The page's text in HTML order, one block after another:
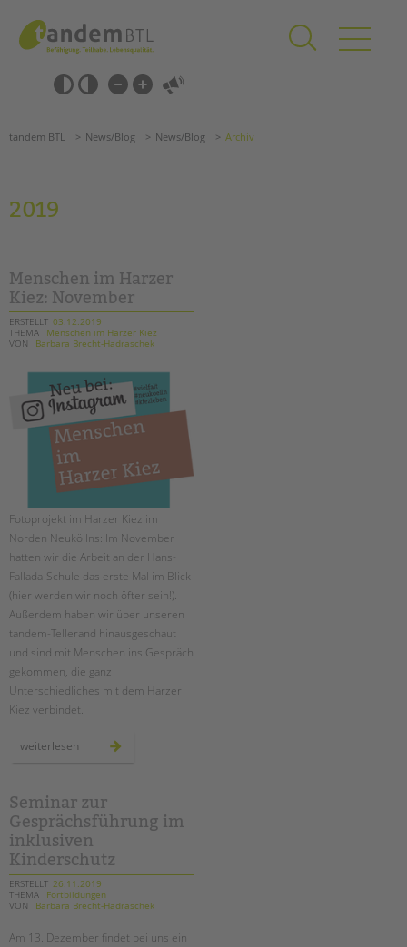
springen
Barrierefrei-
Einstellungen
überspringen
überspringen
Förderzentren
Kollegs
EFöB
Schulbezogene Sozialarbeit
HILFEN ZUR ERZIEHUNG
EINGLIEDERUNGSHILFE
BETREUTES WOHNEN
TANDEM BTL AKADEMIE
Zertfikatskurse
Seminarkalender
Seminarräume
STADTTEILARBEIT
PROFIL | LEITBILD
Bereiche im Überblick
Unsere Videos
schoolcoach BTL
tandem international
KARRIERE
Stellenangebote
tandem als Arbeitgeberin
NEWS/BLOG
Suchen
tandem BTL News/Blog News/Blog Archiv
2019
Menschen im Harzer
Kiez: November
ERSTELLT 03.12.2019
THEMA
Menschen im Harzer Kiez
VON
Barbara Brecht-Hadraschek
Fotoprojekt im Harzer Kiez im
Norden Neuköllns: Im November
hatten wir die Arbeit an der Hans-
Fallada-Schule das erste Mal im Blick
(hier werden wir noch öfter sein!).
Außerdem haben wir über unseren
tandem-Tellerand hinausgeschaut
und sind mit Menschen ins Gespräch
gekommen, die ganz
Unterschiedliches mit dem Harzer
Kiez verbindet.
weiterlesen menschen
Seminar zur
Gesprächsführung im
inklusiven
Kinderschutz
ERSTELLT 26.11.2019
THEMA
Fortbildungen
VON
Barbara Brecht-Hadraschek
Am 13. Dezember findet bei uns ein